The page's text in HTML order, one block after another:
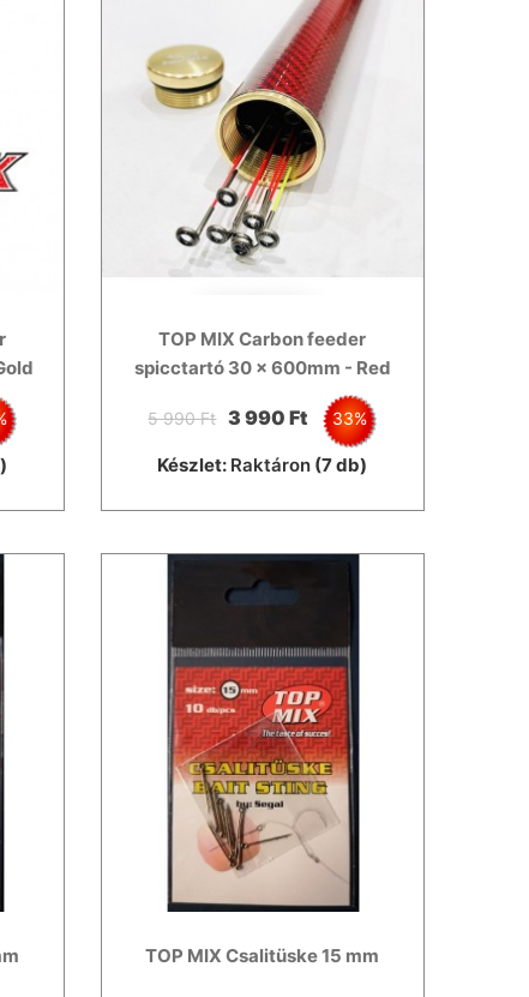
TOP MIX Carbon feeder
spicctartó 30 x 600mm - Red
5 990 Ft 3 990 Ft 33%
Készlet: Raktáron (7 db)
TOP MIX Csalitüske 15 mm